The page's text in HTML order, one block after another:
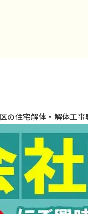
の住宅解体・解体工